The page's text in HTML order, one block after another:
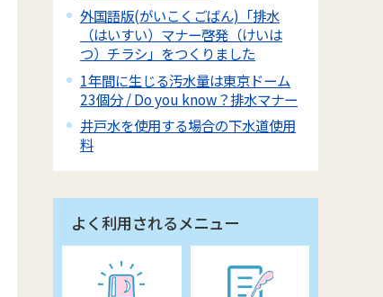
外国語版(がいこくごばん)「排水
（はいすい）マナー啓発（けいは
つ）チラシ」をつくりました
1年間に生じる汚水量は東京ドーム
23個分 / Do you know？排水マナー
井戸水を使用する場合の下水道使用
料
よく利用されるメニュー